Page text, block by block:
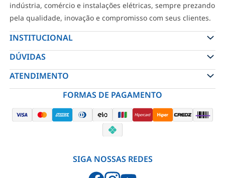
indústria, comércio e instalações elétricas, sempre prezando
pela qualidade, inovação e compromisso com seus clientes.
INSTITUCIONAL
DÚVIDAS
ATENDIMENTO
FORMAS DE PAGAMENTO
SIGA NOSSAS REDES